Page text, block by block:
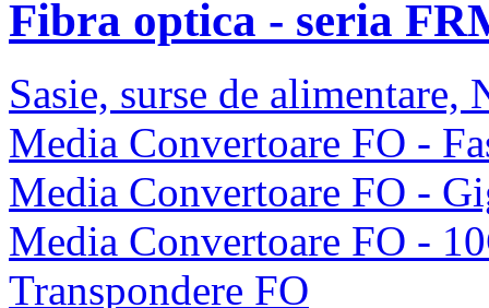
Fibra optica - seria
Sasie, surse de alimentare,
Media Convertoare FO -
Media Convertoare FO -
Media Convertoare FO -
Transpondere FO